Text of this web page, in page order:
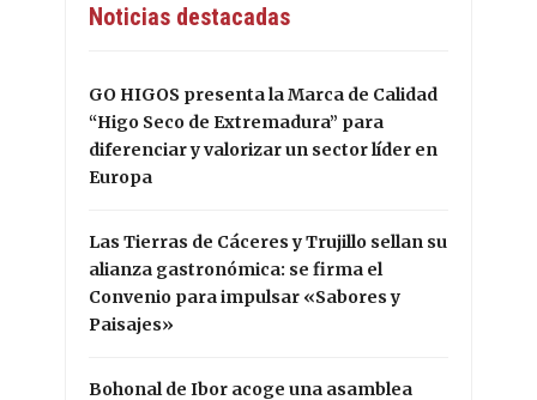
Noticias destacadas
GO HIGOS presenta la Marca de Calidad
“Higo Seco de Extremadura” para
diferenciar y valorizar un sector líder en
Europa
Las Tierras de Cáceres y Trujillo sellan su
alianza gastronómica: se firma el
Convenio para impulsar «Sabores y
Paisajes»
Bohonal de Ibor acoge una asamblea